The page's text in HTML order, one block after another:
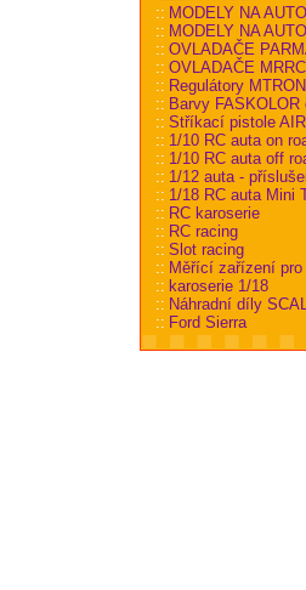
:: MODELY NA
:: MODELY NA
:: OVLADAČE
:: OVLADAČE MRRC
:: Regulátory
:: Barvy
:: Stříkací pistole
:: 1/10 RC auta on
:: 1/10 RC auta off
:: 1/12 auta -
:: 1/18 RC auta Mini
:: RC karoserie
:: RC racing
:: Slot racing
:: Měřící zařízení pro
:: karoserie 1/18
:: Náhradní díly
:: Ford Sierra